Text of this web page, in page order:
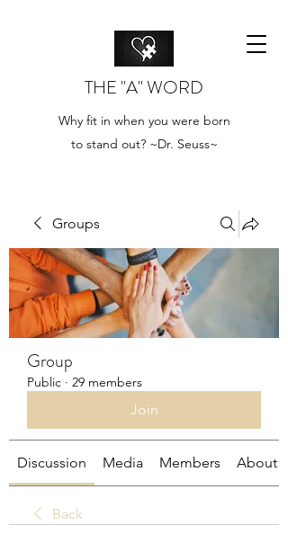
THE "A" WORD
Why fit in when you were born
to stand out? ~Dr. Seuss~
Groups
Group
Public · 29 members
Join
Discussion Media Members About
Back